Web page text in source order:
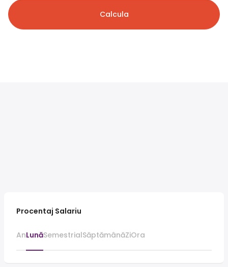
Calcula
Procentaj Salariu
AnLunăSemestrialSăptămânăZiOra